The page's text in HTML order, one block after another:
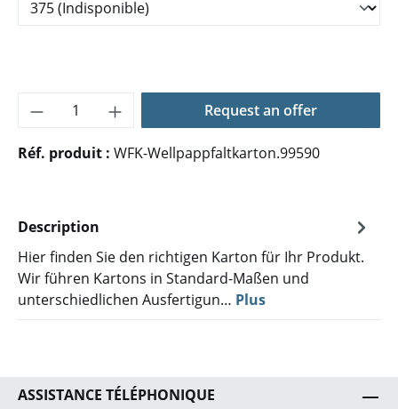
Quantité de produit : Entrez la
Request an offer
Réf. produit : WFK-Wellpappfaltkarton.99590
Description
Hier finden Sie den richtigen Karton für Ihr Produkt.
Wir führen Kartons in Standard-Maßen und
unterschiedlichen Ausfertigun… Plus
ASSISTANCE TÉLÉPHONIQUE